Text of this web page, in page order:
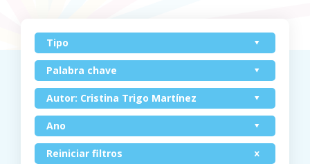
Tipo
Palabra chave
Autor: Cristina Trigo Martínez
Ano
Reiniciar filtros